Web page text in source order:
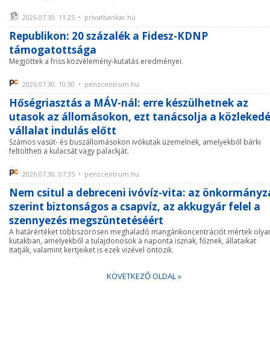
2026.07.30. 11:25 • privatbankar.hu
Republikon: 20 százalék a Fidesz-KDNP
támogatottsága
Megjöttek a friss közvélemény-kutatás eredményei.
2026.07.30. 10:30 • penzcentrum.hu
Hőségriasztás a MÁV-nál: erre készülhetnek az
utasok az állomásokon, ezt tanácsolja a
vállalat indulás előtt
Számos vasút- és buszállomásokon ivókutak üzemelnek, amelyekből bárki
feltöltheti a kulacsát vagy palackját.
2026.07.30. 07:35 • penzcentrum.hu
Nem csitul a debreceni ivóvíz-vita: az
szerint biztonságos a csapvíz, az akkugyár felel a
szennyezés megszüntetéséért
A határértéket többszörösen meghaladó mangánkoncentrációt mértek
kutakban, amelyekből a tulajdonosok a naponta isznak, főznek, állataikat
itatják, valamint kertjeiket is ezek vizével öntözik.
KÖVETKEZŐ OLDAL »